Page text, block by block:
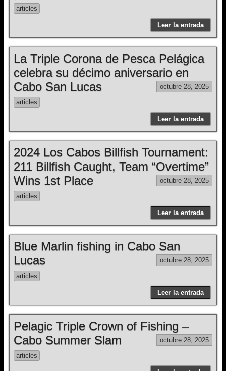
articles
Leer la entrada
La Triple Corona de Pesca Pelágica
celebra su décimo aniversario en
Cabo San Lucas
octubre 28, 2025
articles
Leer la entrada
2024 Los Cabos Billfish Tournament:
211 Billfish Caught, Team “Overtime”
Wins 1st Place
octubre 28, 2025
articles
Leer la entrada
Blue Marlin fishing in Cabo San
Lucas
octubre 28, 2025
articles
Leer la entrada
Pelagic Triple Crown of Fishing –
Cabo Summer Slam
octubre 28, 2025
articles